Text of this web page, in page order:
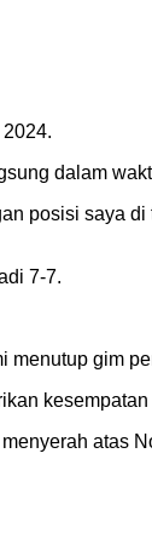
dalam
posisi saya
7-7.
gim
atas